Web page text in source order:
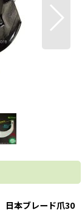
日本ブレード爪30